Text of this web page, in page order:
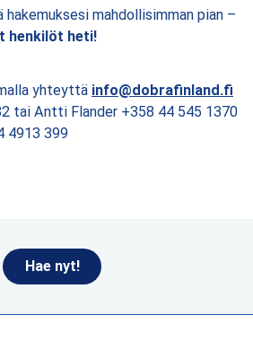
mahdollisimman pian –
henkilöt heti!
yhteyttä info@dobrafinland.fi
tai Antti Flander +358 44 545 1370
4913 399
Hae nyt!